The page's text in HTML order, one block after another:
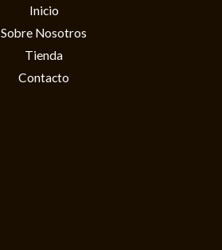
Inicio
Sobre Nosotros
Tienda
Contacto